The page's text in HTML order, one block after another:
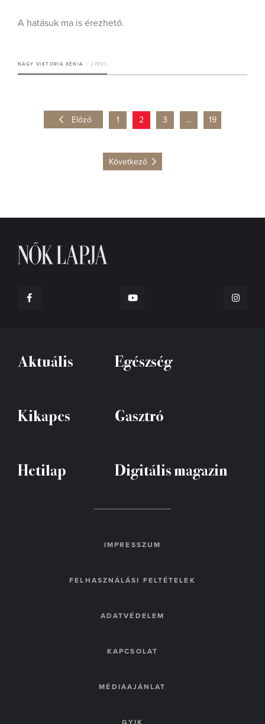
A hatásuk ma is érezhető.
NAGY VIKTÓRIA XÉNIA 2 PERC
Előző 1 2 3 … 19
Következő
Aktuális Egészség
Kikapcs Gasztró
Hetilap Digitális magazin
IMPRESSZUM
FELHASZNÁLÁSI FELTÉTELEK
ADATVÉDELEM
KAPCSOLAT
MÉDIAAJÁNLAT
GYIK